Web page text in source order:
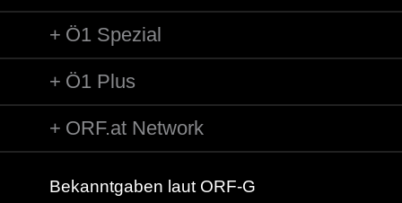
Ö1 Spezial
Ö1 Plus
ORF.at Network
Bekanntgaben laut ORF-G